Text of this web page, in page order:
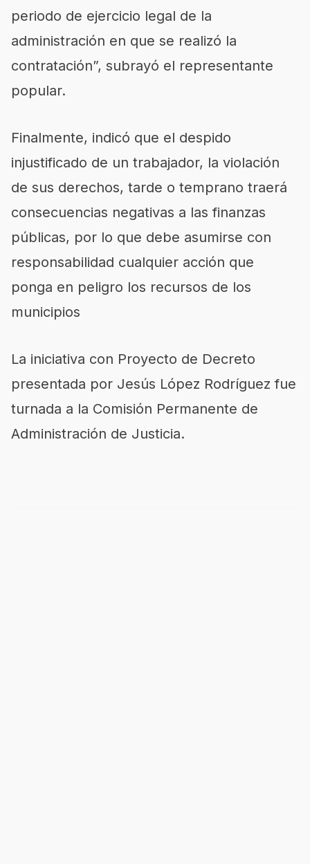
periodo de ejercicio legal de la
administración en que se realizó la
contratación”, subrayó el representante
popular.
Finalmente, indicó que el despido
injustificado de un trabajador, la violación
de sus derechos, tarde o temprano traerá
consecuencias negativas a las finanzas
públicas, por lo que debe asumirse con
responsabilidad cualquier acción que
ponga en peligro los recursos de los
municipios
La iniciativa con Proyecto de Decreto
presentada por Jesús López Rodríguez fue
turnada a la Comisión Permanente de
Administración de Justicia.